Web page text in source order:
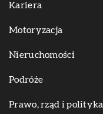
Kariera
Motoryzacja
Nieruchomości
Podróże
Prawo, rząd i polityka